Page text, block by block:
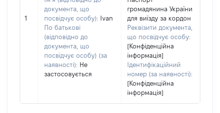
1
документа, що
посвідчує особу):
Ivan
По батькові
(відповідно до
документа, що
посвідчує особу) (за
наявності): Не
застосовується
громадянина України
для виїзду за кордон
Реквізити документа,
що посвідчує особу:
[Конфіденційна
інформація]
Ідентифікаційний
номер (за наявності):
[Конфіденційна
інформація]